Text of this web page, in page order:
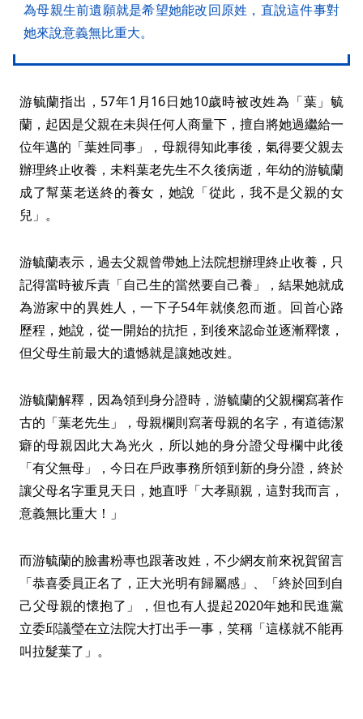
為母親生前遺願就是希望她能改回原姓，直說這件事對
她來說意義無比重大。
游毓蘭指出，57年1月16日她10歲時被改姓為「葉」毓
蘭，起因是父親在未與任何人商量下，擅自將她過繼給一
位年邁的「葉姓同事」，母親得知此事後，氣得要父親去
辦理終止收養，未料葉老先生不久後病逝，年幼的游毓蘭
成了幫葉老送終的養女，她說「從此，我不是父親的女
兒」。
游毓蘭表示，過去父親曾帶她上法院想辦理終止收養，只
記得當時被斥責「自己生的當然要自己養」，結果她就成
為游家中的異姓人，一下子54年就倏忽而逝。回首心路
歷程，她說，從一開始的抗拒，到後來認命並逐漸釋懷，
但父母生前最大的遺憾就是讓她改姓。
游毓蘭解釋，因為領到身分證時，游毓蘭的父親欄寫著作
古的「葉老先生」，母親欄則寫著母親的名字，有道德潔
癖的母親因此大為光火，所以她的身分證父母欄中此後
「有父無母」，今日在戶政事務所領到新的身分證，終於
讓父母名字重見天日，她直呼「大孝顯親，這對我而言，
意義無比重大！」
而游毓蘭的臉書粉專也跟著改姓，不少網友前來祝賀留言
「恭喜委員正名了，正大光明有歸屬感」、「終於回到自
己父母親的懷抱了」，但也有人提起2020年她和民進黨
立委邱議瑩在立法院大打出手一事，笑稱「這樣就不能再
叫拉髮葉了」。